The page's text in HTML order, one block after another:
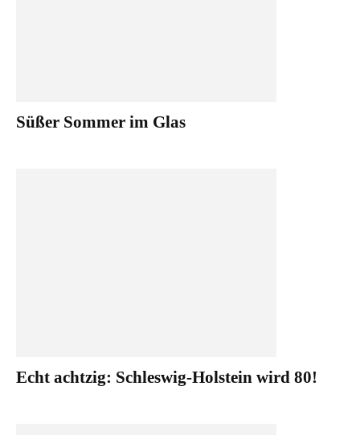
Süßer Sommer im Glas
Echt achtzig: Schleswig-Holstein wird 80!